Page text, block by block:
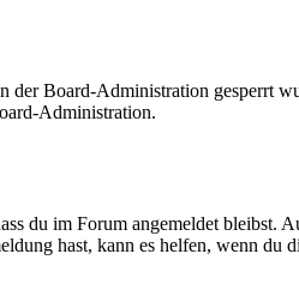
Board-Administration gesperrt
Administration.
du im Forum angemeldet bleibst.
hast, kann es helfen, wenn du